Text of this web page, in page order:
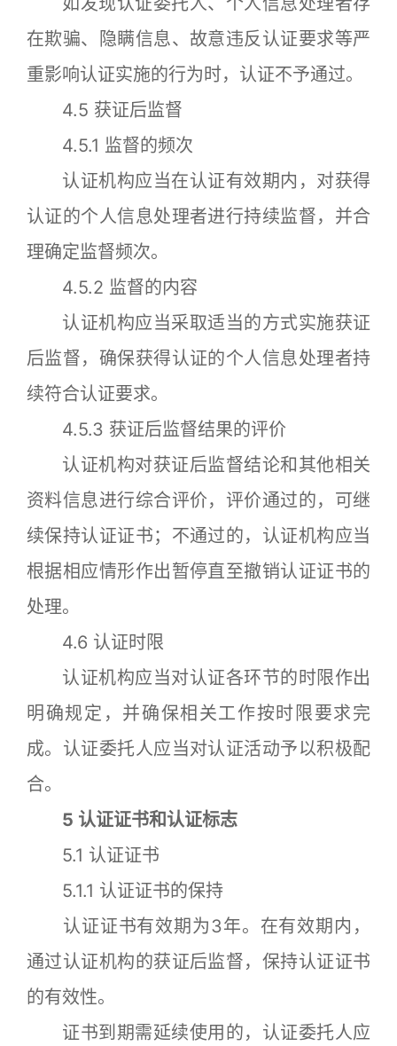
在欺骗、隐瞒信息、故意违反认证要求等严
重影响认证实施的行为时，认证不予通过。
4.5 获证后监督
4.5.1 监督的频次
认证机构应当在认证有效期内，对获得
认证的个人信息处理者进行持续监督，并合
理确定监督频次。
4.5.2 监督的内容
认证机构应当采取适当的方式实施获证
后监督，确保获得认证的个人信息处理者持
续符合认证要求。
4.5.3 获证后监督结果的评价
认证机构对获证后监督结论和其他相关
资料信息进行综合评价，评价通过的，可继
续保持认证证书；不通过的，认证机构应当
根据相应情形作出暂停直至撤销认证证书的
处理。
4.6 认证时限
认证机构应当对认证各环节的时限作出
明确规定，并确保相关工作按时限要求完
成。认证委托人应当对认证活动予以积极配
合。
5 认证证书和认证标志
5.1 认证证书
5.1.1 认证证书的保持
认证证书有效期为3年。在有效期内，
通过认证机构的获证后监督，保持认证证书
的有效性。
证书到期需延续使用的，认证委托人应